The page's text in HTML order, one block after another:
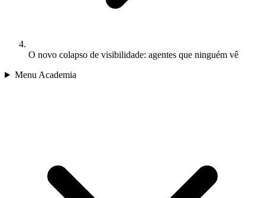
O novo colapso de visibilidade: agentes que ninguém vê
Menu Academia